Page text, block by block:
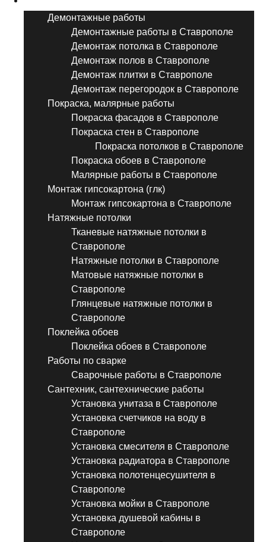
Демонтажные работы
Демонтажные работы в Ставрополе
Демонтаж потолка в Ставрополе
Демонтаж полов в Ставрополе
Демонтаж плитки в Ставрополе
Демонтаж перегородок в Ставрополе
Покраска, малярные работы
Покраска фасадов в Ставрополе
Покраска стен в Ставрополе
Покраска потолков в Ставрополе
Покраска обоев в Ставрополе
Малярные работы в Ставрополе
Монтаж гипсокартона (глк)
Монтаж гипсокартона в Ставрополе
Натяжные потолки
Тканевые натяжные потолки в
Ставрополе
Натяжные потолки в Ставрополе
Матовые натяжные потолки в
Ставрополе
Глянцевые натяжные потолки в
Ставрополе
Поклейка обоев
Поклейка обоев в Ставрополе
Работы по сварке
Сварочные работы в Ставрополе
Сантехник, сантехнические работы
Установка унитаза в Ставрополе
Установка счетчиков на воду в
Ставрополе
Установка смесителя в Ставрополе
Установка радиатора в Ставрополе
Установка полотенцесушителя в
Ставрополе
Установка мойки в Ставрополе
Установка душевой кабины в
Ставрополе